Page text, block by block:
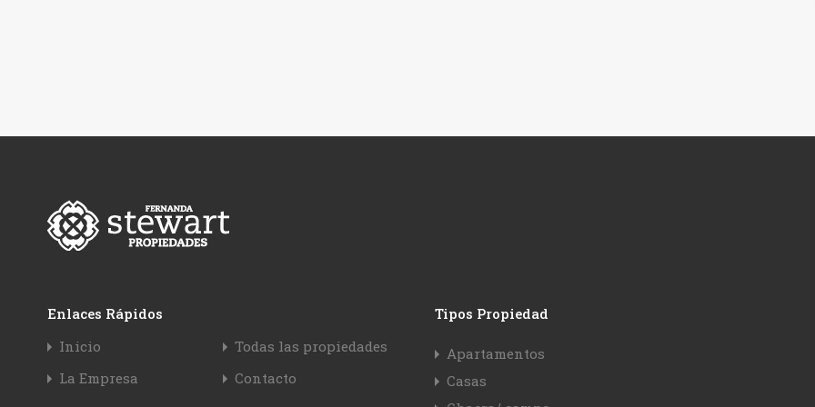
Enlaces Rápidos
Inicio
Todas las propiedades
La Empresa
Contacto
Tipos Propiedad
Apartamentos
Casas